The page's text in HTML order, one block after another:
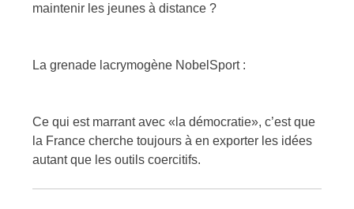
maintenir les jeunes à distance ?
La grenade lacrymogène NobelSport :
Ce qui est marrant avec «la démocratie», c’est que
la France cherche toujours à en exporter les idées
autant que les outils coercitifs.